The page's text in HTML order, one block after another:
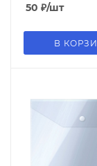
50 ₽/шт
В